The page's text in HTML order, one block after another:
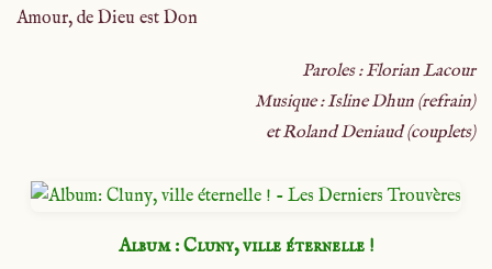
Amour, de Dieu est Don
Paroles : Florian Lacour
Musique : Isline Dhun (refrain)
et Roland Deniaud (couplets)
Album : Cluny, ville éternelle !